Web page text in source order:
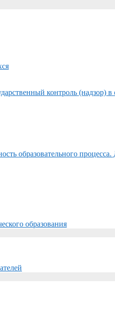
контроль (надзор)
образовательного процесса.
образования